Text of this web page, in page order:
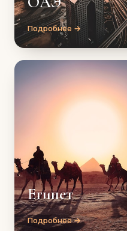
Подробнее →
Египет
Подробнее →